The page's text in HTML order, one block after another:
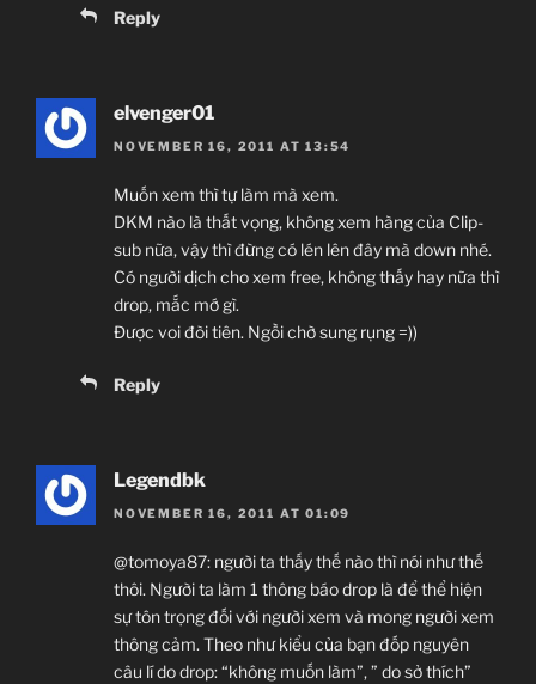
Reply
elvenger01
NOVEMBER 16, 2011 AT 13:54
Muốn xem thì tự làm mà xem.
DKM nào là thất vọng, không xem hàng của Clip-
sub nữa, vậy thì đừng có lén lên đây mà down nhé.
Có người dịch cho xem free, không thấy hay nữa thì
drop, mắc mớ gì.
Được voi đòi tiên. Ngồi chờ sung rụng =))
Reply
Legendbk
NOVEMBER 16, 2011 AT 01:09
@tomoya87: người ta thấy thế nào thì nói như thế
thôi. Người ta làm 1 thông báo drop là để thể hiện
sự tôn trọng đối với người xem và mong người xem
thông cảm. Theo như kiểu của bạn đốp nguyên
câu lí do drop: “không muốn làm”, ” do sở thích”